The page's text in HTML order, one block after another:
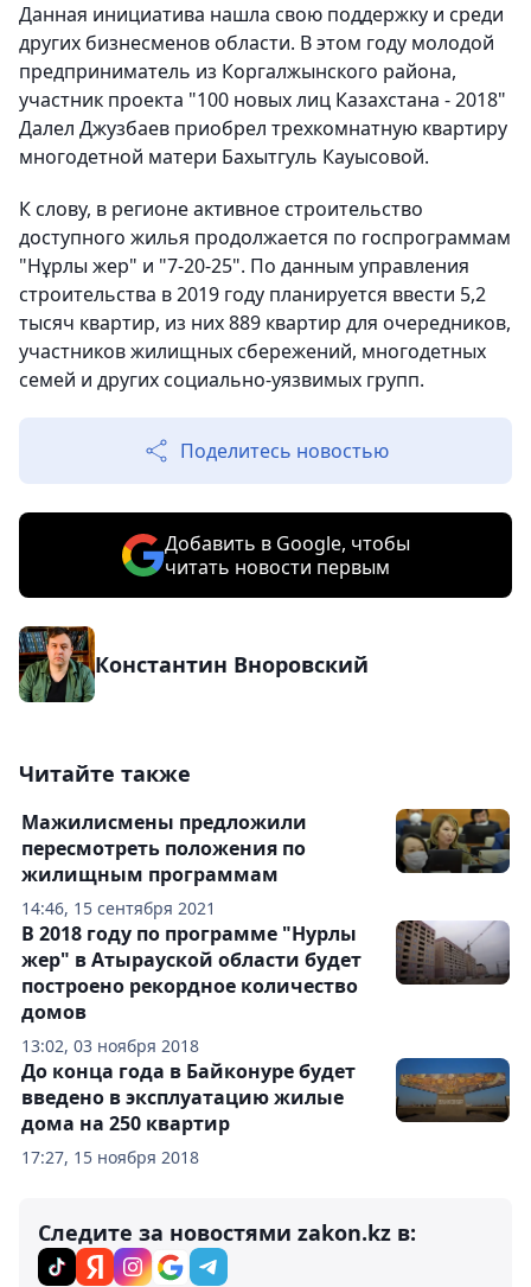
Данная инициатива нашла свою поддержку и среди
других бизнесменов области. В этом году молодой
предприниматель из Коргалжынского района,
участник проекта "100 новых лиц Казахстана - 2018"
Далел Джузбаев приобрел трехкомнатную квартиру
многодетной матери Бахытгуль Кауысовой.
К слову, в регионе активное строительство
доступного жилья продолжается по госпрограммам
"Нұрлы жер" и "7-20-25". По данным управления
строительства в 2019 году планируется ввести 5,2
тысяч квартир, из них 889 квартир для очередников,
участников жилищных сбережений, многодетных
семей и других социально-уязвимых групп.
Поделитесь новостью
Добавить в Google, чтобы
читать новости первым
Константин Вноровский
Читайте также
14:46, 15 сентября 2021
Мажилисмены предложили
пересмотреть положения по
жилищным программам
13:02, 03 ноября 2018
В 2018 году по программе "Нурлы
жер" в Атырауской области будет
построено рекордное количество
домов
17:27, 15 ноября 2018
До конца года в Байконуре будет
введено в эксплуатацию жилые
дома на 250 квартир
Следите за новостями zakon.kz в: